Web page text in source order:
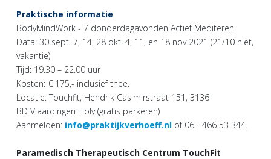
Praktische informatie
BodyMindWork - 7 donderdagavonden Actief Mediteren
Data: 30 sept. 7, 14, 28 okt. 4, 11, en 18 nov 2021 (21/10 niet,
vakantie)
Tijd: 19.30 – 22.00 uur
Kosten: € 175,- inclusief thee.
Locatie: Touchfit, Hendrik Casimirstraat 151, 3136
BD Vlaardingen Holy (gratis parkeren)
Aanmelden: info@praktijkverhoeff.nl of 06 - 466 53 344.
Paramedisch Therapeutisch Centrum TouchFit